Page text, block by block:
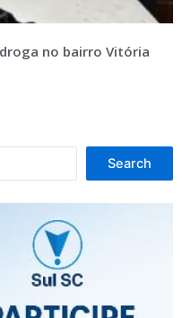
no bairro Vitória
Search